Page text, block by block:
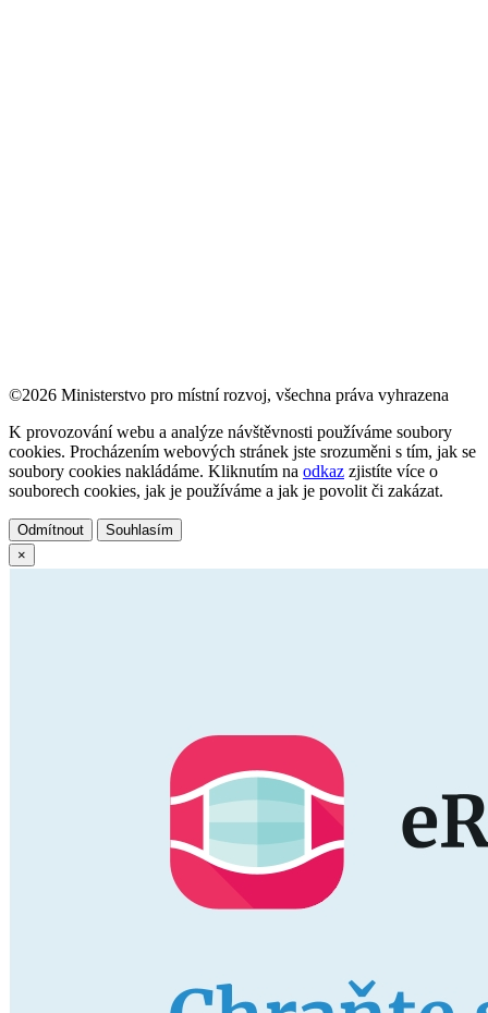
©2026 Ministerstvo pro místní rozvoj, všechna práva vyhrazena
K provozování webu a analýze návštěvnosti používáme soubory
cookies. Procházením webových stránek jste srozuměni s tím, jak se
soubory cookies nakládáme. Kliknutím na odkaz zjistíte více o
souborech cookies, jak je používáme a jak je povolit či zakázat.
Odmítnout
Souhlasím
×